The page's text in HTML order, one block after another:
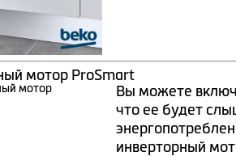
мотор ProSmart
Вы можете
что ее будет
инверторный